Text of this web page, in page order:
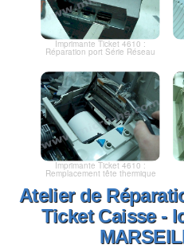
Imprimante Ticket 4610 :
Réparation port Série Réseau
Imprimante Ticket 4610 :
Remplacement tête thermique
Atelier de
Ticket Caisse -